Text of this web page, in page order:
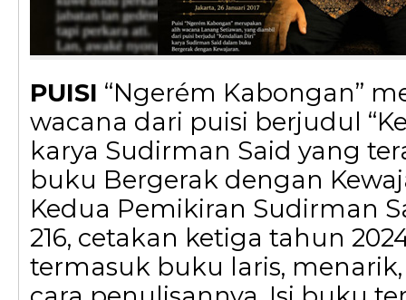
PUISI “Ngerém Kabongan”
wacana dari puisi berjudul
karya Sudirman Said yang
buku Bergerak dengan
Kedua Pemikiran Sudirman
216, cetakan ketiga tahun
termasuk buku laris,